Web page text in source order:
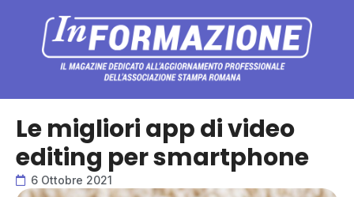
Le migliori app di video
editing per smartphone
6 Ottobre 2021